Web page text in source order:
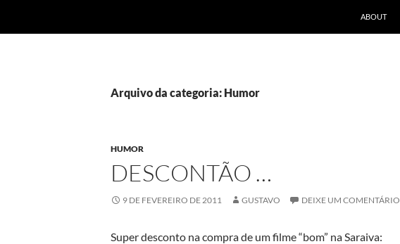
ABOUT
Arquivo da categoria: Humor
HUMOR
DESCONTÃO …
9 DE FEVEREIRO DE 2011 GUSTAVO DEIXE UM COMENTÁRIO
Super desconto na compra de um filme “bom” na Saraiva: